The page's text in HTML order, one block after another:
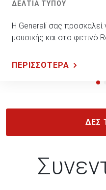
ΔΕΛΤΙΑ ΤΥΠΟΥ
Η Generali σας προσκαλεί
μουσικής και στο φετινό
ΠΕΡΙΣΣΟΤΕΡΑ
ΔΕΣ